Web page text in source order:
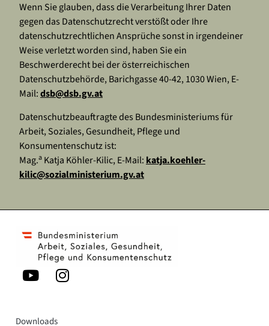
Wenn Sie glauben, dass die Verarbeitung Ihrer Daten
gegen das Datenschutzrecht verstößt oder Ihre
datenschutzrechtlichen Ansprüche sonst in irgendeiner
Weise verletzt worden sind, haben Sie ein
Beschwerderecht bei der österreichischen
Datenschutzbehörde, Barichgasse 40-42, 1030 Wien, E-
Mail:dsb@dsb.gv.at
Datenschutzbeauftragte des Bundesministeriums für
Arbeit, Soziales, Gesundheit, Pflege und
Konsumentenschutz ist:
Mag.a Katja Köhler-Kilic, E-Mail: katja.koehler-
kilic@sozialministerium.gv.at
Downloads